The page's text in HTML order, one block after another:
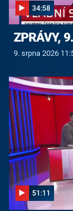
34:58
ZPRÁVY,
9. srpna 2026
51:11